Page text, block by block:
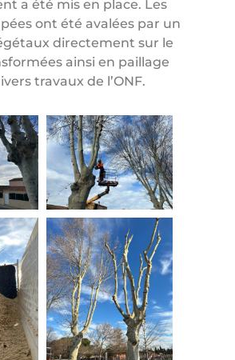
a été mis en place. Les
ont été avalées par un
directement sur le
ainsi en paillage
travaux de l’ONF.